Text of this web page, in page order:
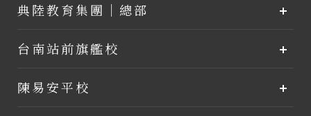
典陸教育集團｜總部
台南站前旗艦校
陳易安平校